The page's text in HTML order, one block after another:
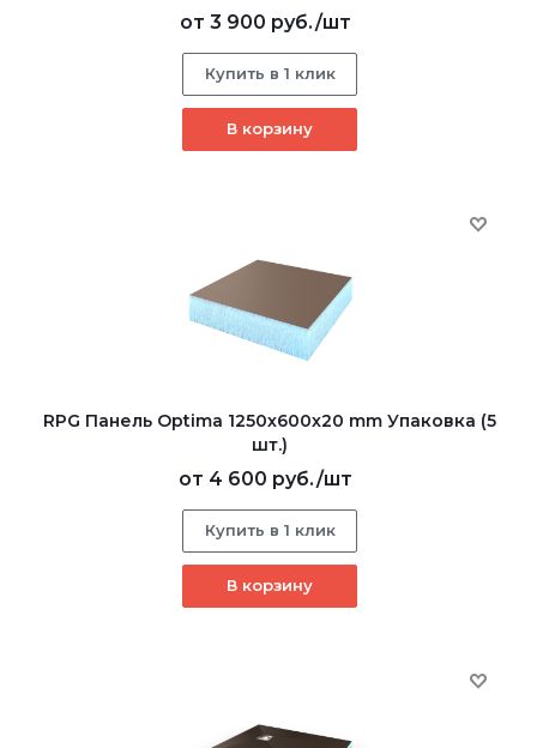
от 3 900 руб./шт
Купить в 1 клик
В корзину
RPG Панель Optima 1250х600х20 mm Упаковка (5
шт.)
от 4 600 руб./шт
Купить в 1 клик
В корзину